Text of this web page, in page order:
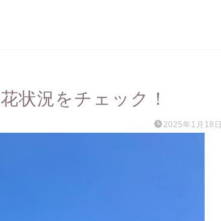
状況をチェック！
2025年1月18日